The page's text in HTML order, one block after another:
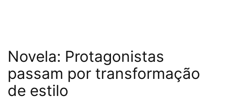
Novela: Protagonistas
passam por transformação
de estilo